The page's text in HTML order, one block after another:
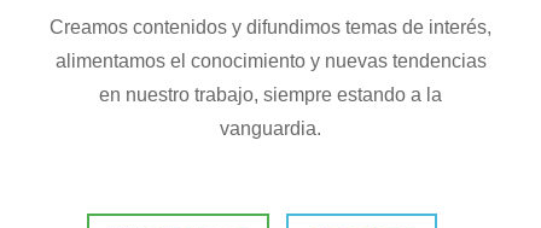
Creamos contenidos y difundimos temas de interés,
alimentamos el conocimiento y nuevas tendencias
en nuestro trabajo, siempre estando a la
vanguardia.